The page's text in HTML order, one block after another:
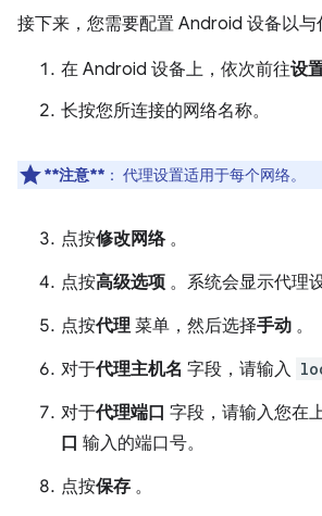
接下来，您需要配置 Android 设备以与
在 Android 设备上，依次前往设
长按您所连接的网络名称。
**注意** ： 代理设置适用于每个网络。
点按修改网络。
点按高级选项 。系统会显示代理设
点按代理 菜单，然后选择手动 。
对于代理主机名 字段，请输入
对于代理端口 字段，请输入您在
口 输入的端口号。
点按保存 。